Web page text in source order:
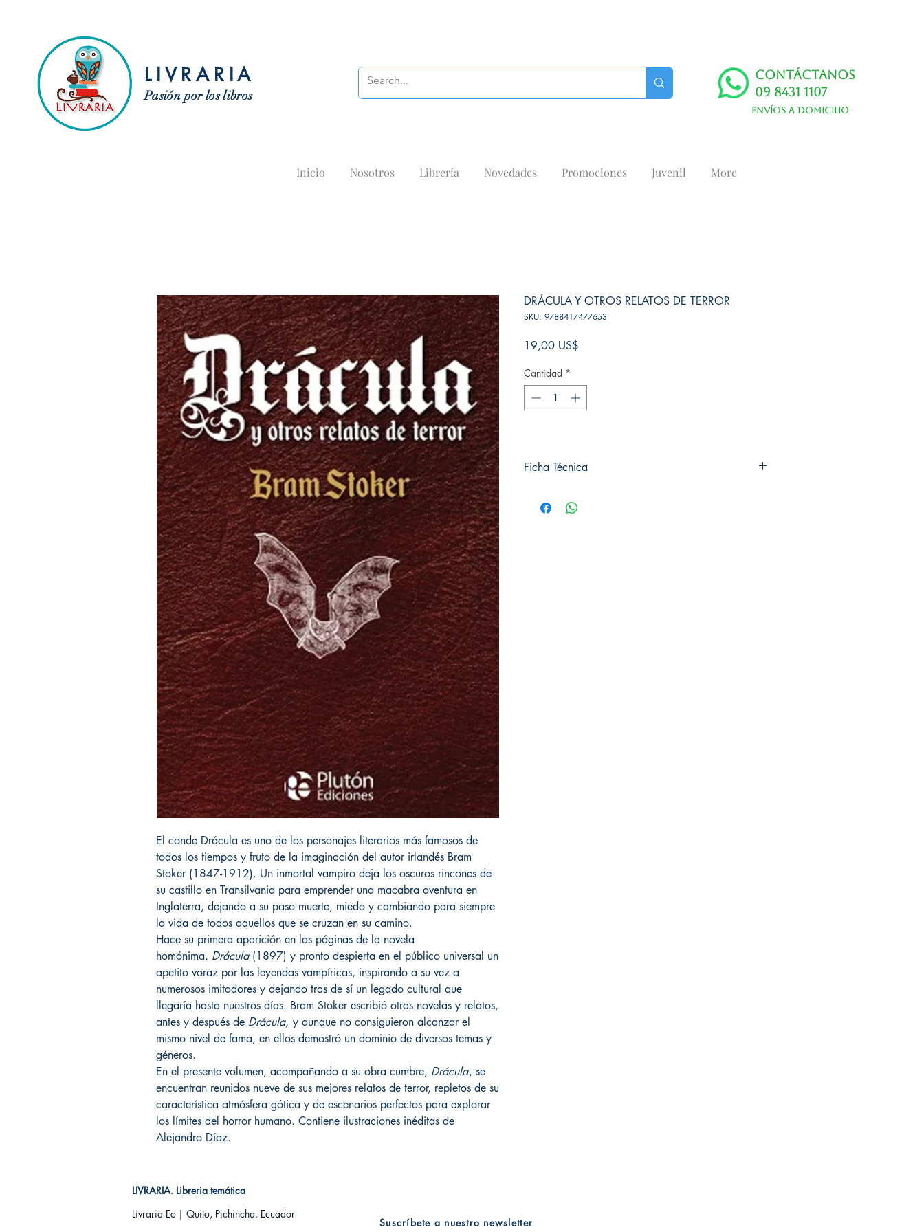
LIVRARIA
Pasión por los libros
Contáctanos
09 8431 1107
Envíos a domicilio
Inicio Nosotros Librería Novedades Promociones Juvenil More
El conde Drácula es uno de los personajes literarios más famosos de
todos los tiempos y fruto de la imaginación del autor irlandés Bram
Stoker (1847-1912). Un inmortal vampiro deja los oscuros rincones de
su castillo en Transilvania para emprender una macabra aventura en
Inglaterra, dejando a su paso muerte, miedo y cambiando para siempre
la vida de todos aquellos que se cruzan en su camino.
Hace su primera aparición en las páginas de la novela
homónima, Drácula (1897) y pronto despierta en el público universal un
apetito voraz por las leyendas vampíricas, inspirando a su vez a
numerosos imitadores y dejando tras de sí un legado cultural que
llegaría hasta nuestros días. Bram Stoker escribió otras novelas y relatos,
antes y después de Drácula, y aunque no consiguieron alcanzar el
mismo nivel de fama, en ellos demostró un dominio de diversos temas y
géneros.
En el presente volumen, acompañando a su obra cumbre, Drácula, se
encuentran reunidos nueve de sus mejores relatos de terror, repletos de su
característica atmósfera gótica y de escenarios perfectos para explorar
los límites del horror humano. Contiene ilustraciones inéditas de
Alejandro Díaz.
DRÁCULA Y OTROS RELATOS DE TERROR
SKU: 9788417477653
19,00 US$
Cantidad *
Ficha Técnica
Editorial: Pluton
LIVRARIA. Libreria temática
Livraria Ec | Quito, Pichincha. Ecuador
Suscríbete a nuestro newsletter